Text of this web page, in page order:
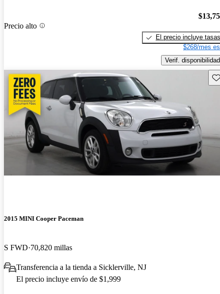
Precio alto
El precio incluye tasas
$268/mes
Verif. disponibilidad
2015 MINI Cooper Paceman
S FWD 70,820 millas
Transferencia a la tienda a Sicklerville, NJ
El precio incluye envío de $1,999